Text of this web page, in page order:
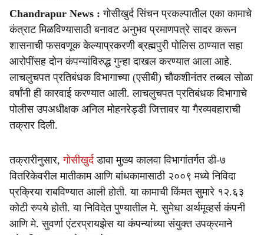
a
r
e
Chandrapur News : गोसीखुर्द सिंचन प्रकल्पातील एका कामाचे
कंत्राट मिळविण्यासाठी बनावट अनुभव प्रमाणपत्रे सादर करून
शासनाची फसवणूक केल्याप्रकरणी ब्रह्मपुरी पोलिस ठाण्यात सहा
आरोपींसह दोन कंपन्यांविरुद्ध गुन्हा दाखल करण्यात आला आहे.
लाचलुचपत प्रतिबंधक विभागाच्या (एसीबी) चौकशीनंतर तब्बल सोळा
वर्षांनी ही कारवाई करण्यात आली. लाचलुचपत प्रतिबंधक विभागाचे
पोलीस उपअधीक्षक अनिल मोहनरेड्डी जित्तावर या गैरव्यवहाराची
तक्रार दिली.
तक्रारीनुसार,गोसीखुर्दडावा मुख्य कालवा विभागांतर्गत डी-७
वितरिकेवरील मातीकाम आणि बांधकामासाठी २००९ मध्ये निविदा
प्रक्रिया राबविण्यात आली होती. या कामाची किंमत सुमारे १२.६३
कोटी रुपये होती. या निविदेत पुण्यातील मे. सुमेधा अर्थमूव्हर्स कंपनी
आणि मे. सुवर्णा एंटरप्रायझेस या कंपन्यांच्या संयुक्त उपक्रमाने